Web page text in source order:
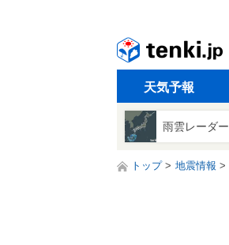
天気予報
雨雲レーダー
トップ 地震情報